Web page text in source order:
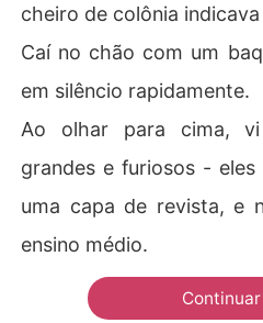
cheiro de colônia
Caí no chão com um
em silêncio rapidamente.
Ao olhar para cima,
grandes e furiosos -
uma capa de revista, e
ensino médio.